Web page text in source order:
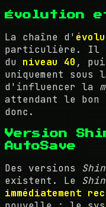
Évolution
La chaîne d'
particulière. Il
du niveau 40 ,
uniquement
d'influencer la
attendant le bon
donc.
Version
AutoSave
Des versions
existent. Le
immédiatement